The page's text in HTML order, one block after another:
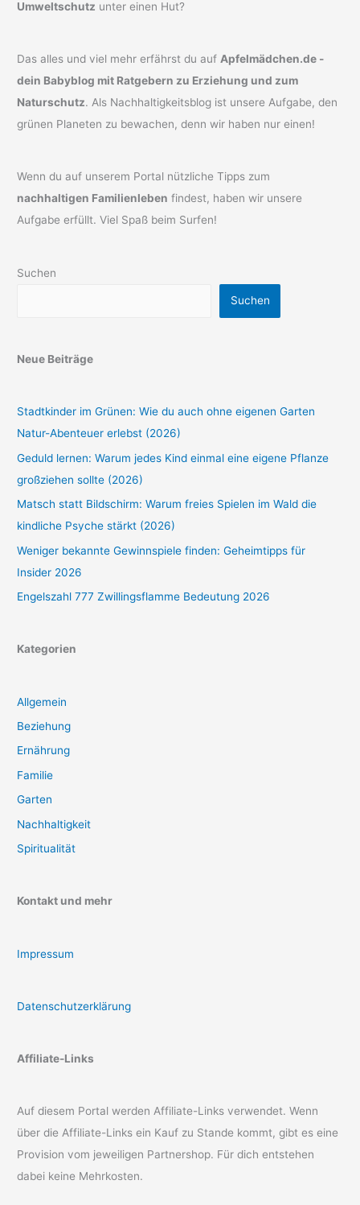
Umweltschutz unter einen Hut?
Das alles und viel mehr erfährst du auf Apfelmädchen.de -
dein Babyblog mit Ratgebern zu Erziehung und zum
Naturschutz. Als Nachhaltigkeitsblog ist unsere Aufgabe, den
grünen Planeten zu bewachen, denn wir haben nur einen!
Wenn du auf unserem Portal nützliche Tipps zum
nachhaltigen Familienleben findest, haben wir unsere
Aufgabe erfüllt. Viel Spaß beim Surfen!
Suchen
Suchen
Neue Beiträge
Stadtkinder im Grünen: Wie du auch ohne eigenen Garten
Natur-Abenteuer erlebst (2026)
Geduld lernen: Warum jedes Kind einmal eine eigene Pflanze
großziehen sollte (2026)
Matsch statt Bildschirm: Warum freies Spielen im Wald die
kindliche Psyche stärkt (2026)
Weniger bekannte Gewinnspiele finden: Geheimtipps für
Insider 2026
Engelszahl 777 Zwillingsflamme Bedeutung 2026
Kategorien
Allgemein
Beziehung
Ernährung
Familie
Garten
Nachhaltigkeit
Spiritualität
Kontakt und mehr
Impressum
Datenschutzerklärung
Affiliate-Links
Auf diesem Portal werden Affiliate-Links verwendet. Wenn
über die Affiliate-Links ein Kauf zu Stande kommt, gibt es eine
Provision vom jeweiligen Partnershop. Für dich entstehen
dabei keine Mehrkosten.